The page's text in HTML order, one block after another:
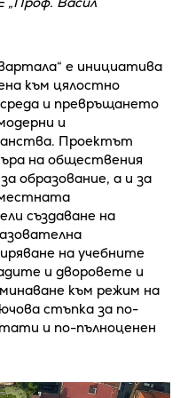
е инициатива
към цялостно
и превръщането
и
Проектът
на обществения
образование, а и за
създаване на
на учебните
и дворовете и
към режим на
стъпка за по-
и по-пълноценен